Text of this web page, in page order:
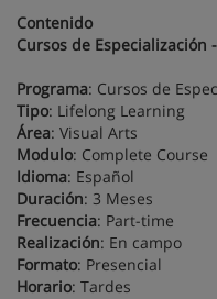
Contenido
Cursos de Especialización
Programa: Cursos de
Tipo: Lifelong Learning
Área: Visual Arts
Modulo: Complete Course
Idioma: Español
Duración: 3 Meses
Frecuencia: Part-time
Realización: En campo
Formato: Presencial
Horario: Tardes